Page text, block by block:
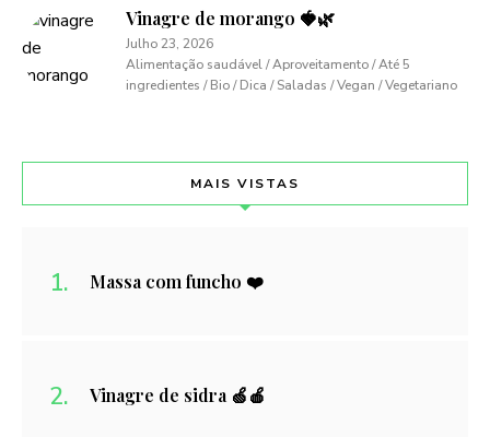
Vinagre de morango 🍓🌿
Julho 23, 2026
Alimentação saudável / Aproveitamento / Até 5
ingredientes / Bio / Dica / Saladas / Vegan / Vegetariano
MAIS VISTAS
Massa com funcho ❤️
Vinagre de sidra 🍏🍎